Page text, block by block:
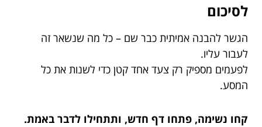
לסיכום
הגשר להבנה אמיתית כבר שם – כל מה שנשאר זה
לעבור עליו.
לפעמים מספיק רק צעד אחד קטן כדי לשנות את כל
המסע.
קחו נשימה, פתחו דף חדש, ותתחילו לדבר באמת.